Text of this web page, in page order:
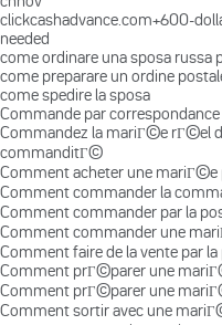
clickcashadvance.com+600-
needed
come ordinare una sposa russa
come preparare un ordine
come spedire la sposa
Commande par
Commandez la mariГ©e rГ©el
commanditГ©
Comment acheter une mariГ©e
Comment commander la
Comment commander par la
Comment commander une
Comment faire de la vente par
Comment prГ©parer une
Comment prГ©parer une
Comment sortir avec une